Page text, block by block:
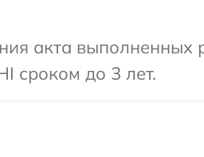
акта
сроком до 3 лет.